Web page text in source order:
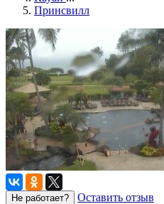
Принсвилл
Не работает?
Оставить отзыв